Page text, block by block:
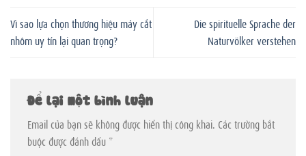
Vì sao lựa chọn thương hiệu máy cắt
nhôm uy tín lại quan trọng?
Die spirituelle Sprache der
Naturvölker verstehen
Để lại một bình luận
Email của bạn sẽ không được hiển thị công khai. Các trường bắt
buộc được đánh dấu *